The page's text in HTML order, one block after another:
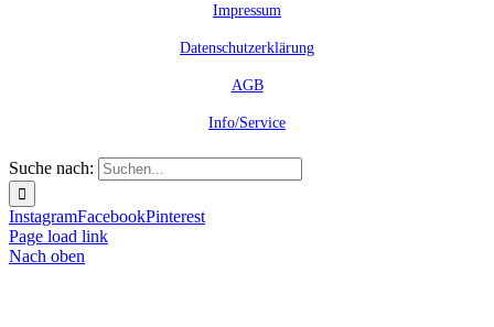
Impressum
Datenschutzerklärung
AGB
Info/Service
Suche nach:
InstagramFacebookPinterest
Page load link
Nach oben